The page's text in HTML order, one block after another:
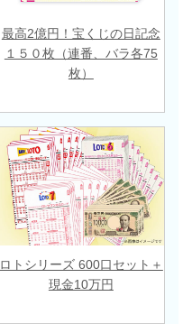
最高2億円！宝くじの日記念
１５０枚（連番、バラ各75
枚）
ロトシリーズ 600口セット＋
現金10万円